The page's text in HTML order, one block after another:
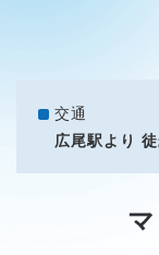
交通
広尾駅より